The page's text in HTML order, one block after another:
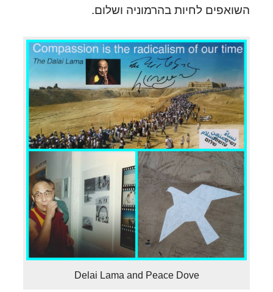
השואפים לחיות בהרמוניה ושלום.
Delai Lama and Peace Dove